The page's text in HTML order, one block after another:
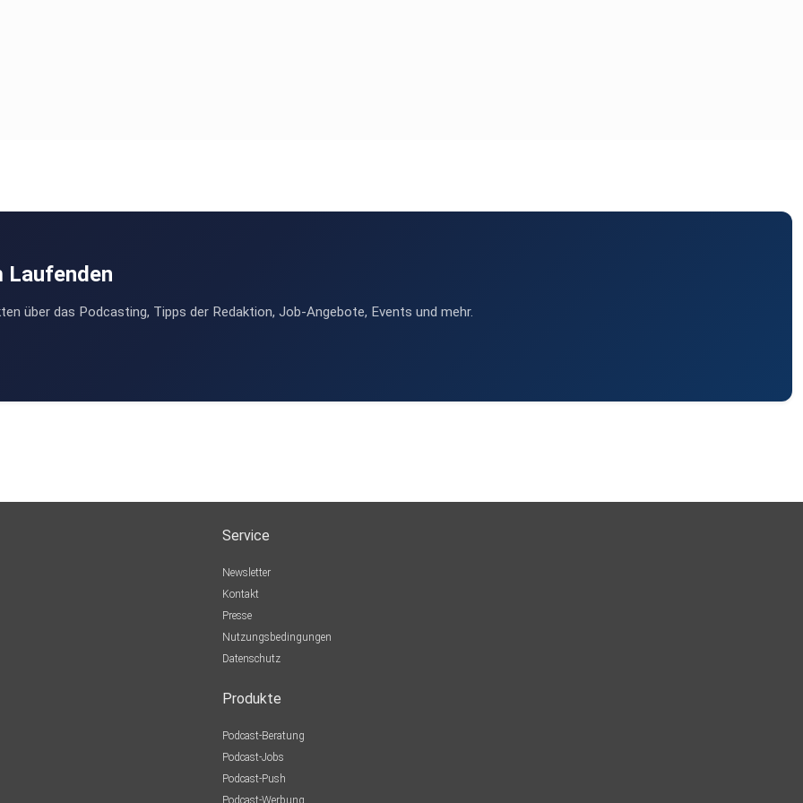
Laufenden
über das Podcasting, Tipps der Redaktion, Job-Angebote, Events und mehr.
Service
Newsletter
Kontakt
Presse
Nutzungsbedingungen
Datenschutz
Produkte
Podcast-Beratung
Podcast-Jobs
Podcast-Push
Podcast-Werbung